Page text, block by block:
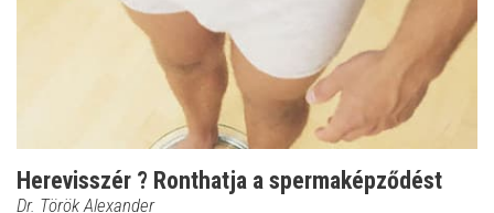
Herevisszér ? Ronthatja a spermaképződést
Dr. Török Alexander